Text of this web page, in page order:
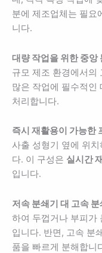
분에 제조업체는 필요
니다.
대량 작업을 위한 중앙
규모 제조 환경에서의
많은 작업에 필수적인
처리합니다.
즉시 재활용이 가능한
사출 성형기 옆에 위
다. 이 구성은 실시간
입니다.
저속 분쇄기 대 고속
하여 두껍거나 부피가
입니다. 반면, 고속 분
품을 빠르게 분해합니